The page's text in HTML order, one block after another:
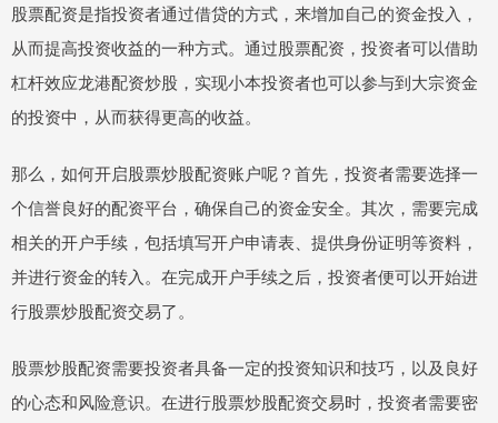
股票配资是指投资者通过借贷的方式，来增加自己的资金投入，
从而提高投资收益的一种方式。通过股票配资，投资者可以借助
杠杆效应龙港配资炒股，实现小本投资者也可以参与到大宗资金
的投资中，从而获得更高的收益。
那么，如何开启股票炒股配资账户呢？首先，投资者需要选择一
个信誉良好的配资平台，确保自己的资金安全。其次，需要完成
相关的开户手续，包括填写开户申请表、提供身份证明等资料，
并进行资金的转入。在完成开户手续之后，投资者便可以开始进
行股票炒股配资交易了。
股票炒股配资需要投资者具备一定的投资知识和技巧，以及良好
的心态和风险意识。在进行股票炒股配资交易时，投资者需要密